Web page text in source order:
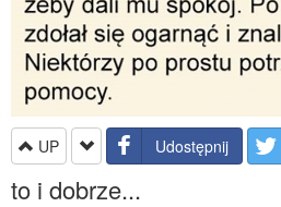
UP Udostępnij
to i dobrze...